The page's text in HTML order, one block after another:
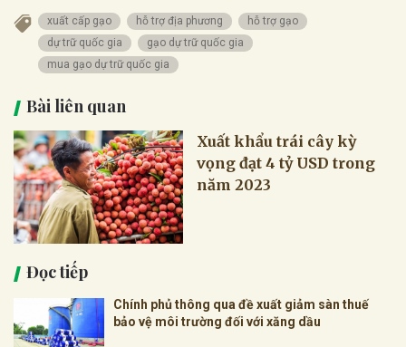
xuất cấp gạo hỗ trợ địa phương
hỗ trợ gạo
dự trữ quốc gia
gạo dự trữ quốc gia
mua gạo dự trữ quốc gia
Bài liên quan
Xuất khẩu trái cây kỳ
vọng đạt 4 tỷ USD trong
năm 2023
Đọc tiếp
Chính phủ thông qua đề xuất giảm sàn thuế
bảo vệ môi trường đối với xăng dầu